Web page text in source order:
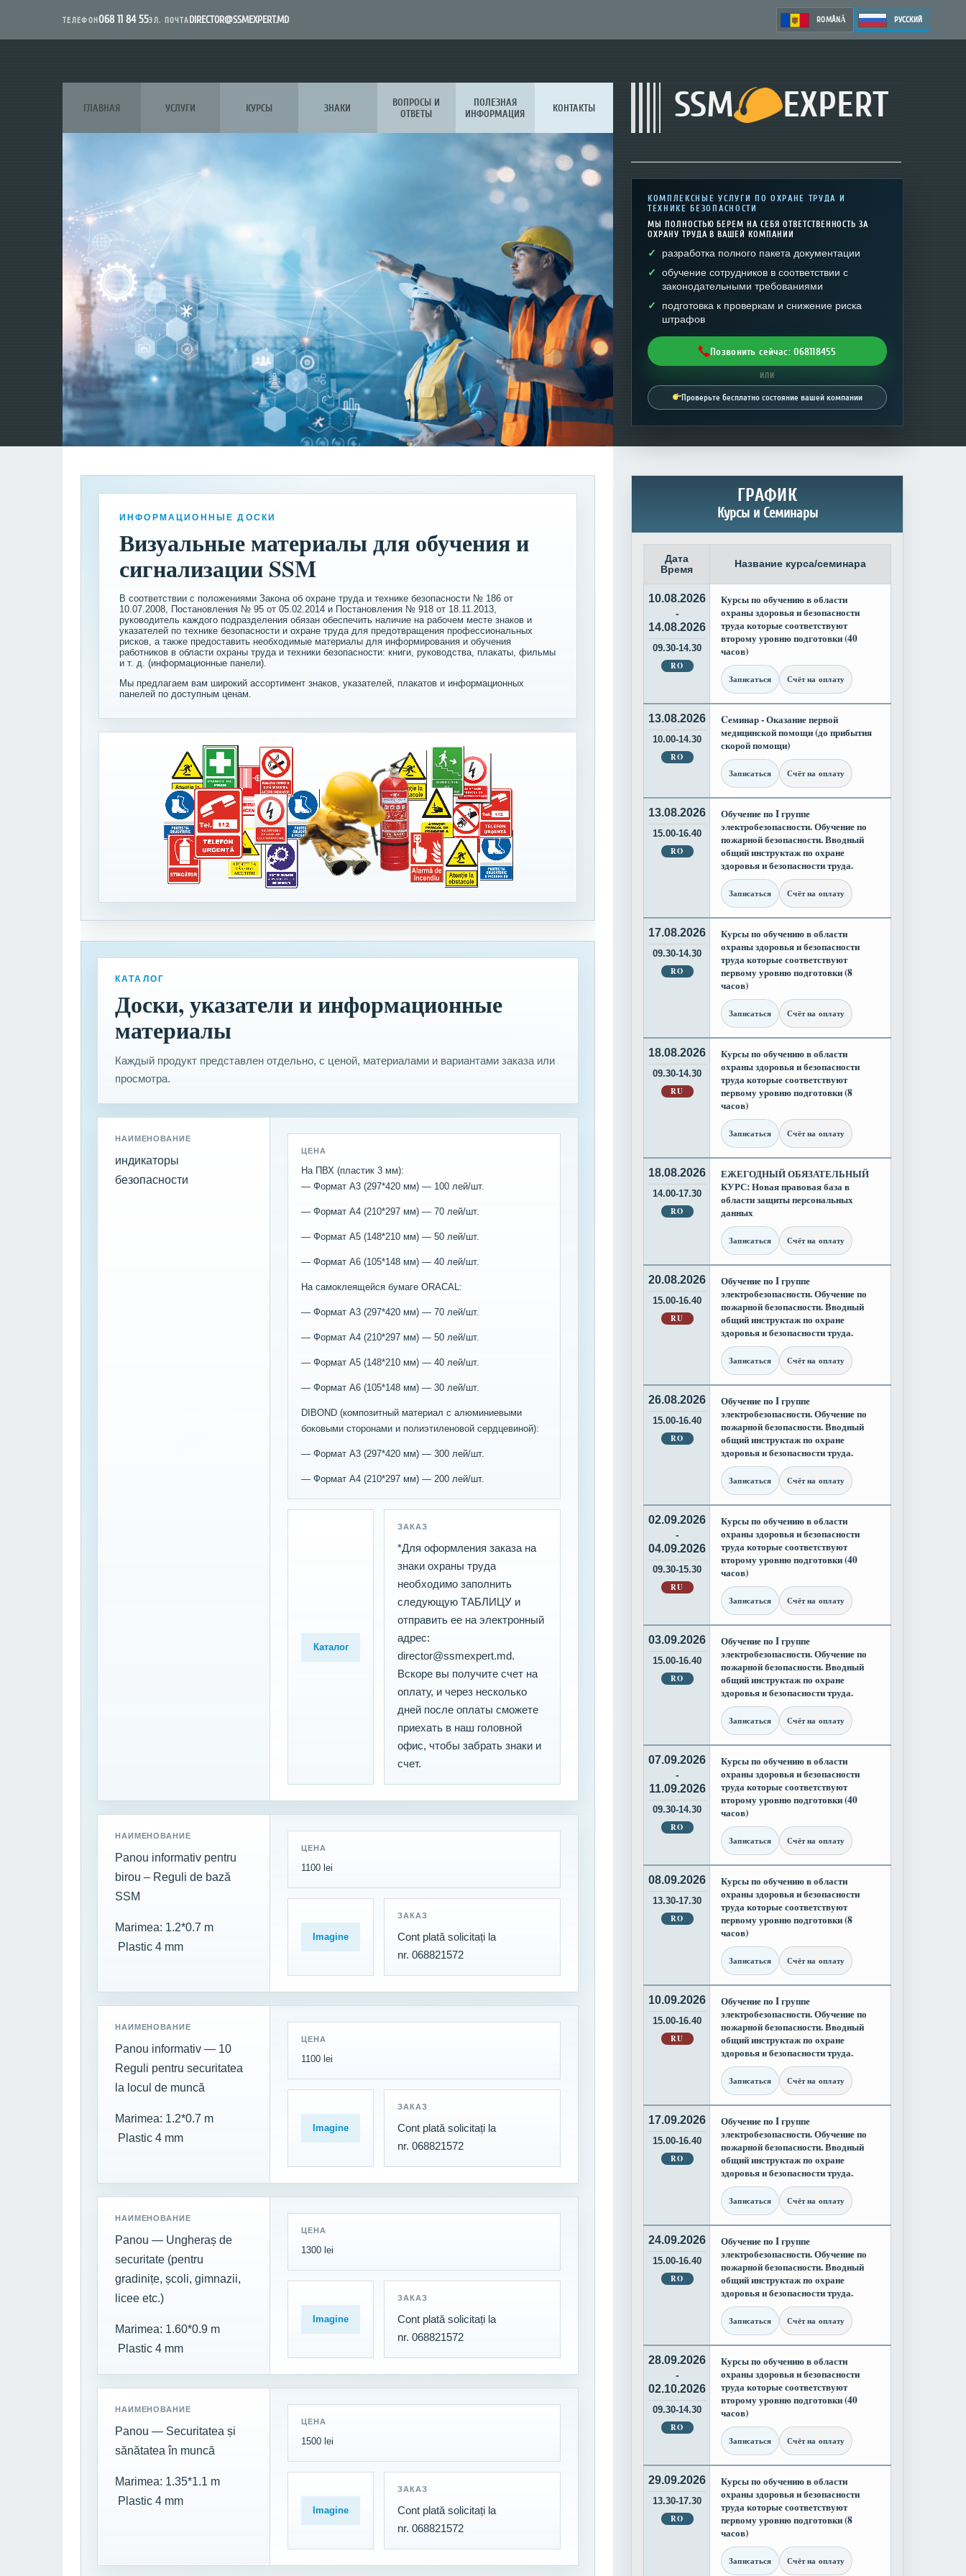
ТЕЛЕФОН068 11 84 55ЭЛ. ПОЧТАDIRECTOR@SSMEXPERT.MD ROMÂNĂ РУССКИЙ
SSM EXPERT
ГЛАВНАЯ УСЛУГИ КУРСЫ ЗНАКИ
ВОПРОСЫ И
ОТВЕТЫ
ПОЛЕЗНАЯ
ИНФОРМАЦИЯ
КОНТАКТЫ
КОМПЛЕКСНЫЕ УСЛУГИ ПО ОХРАНЕ ТРУДА И
ТЕХНИКЕ БЕЗОПАСНОСТИ
МЫ ПОЛНОСТЬЮ БЕРЕМ НА СЕБЯ ОТВЕТСТВЕННОСТЬ ЗА
ОХРАНУ ТРУДА В ВАШЕЙ КОМПАНИИ
разработка полного пакета документации
обучение сотрудников в соответствии с
законодательными требованиями
подготовка к проверкам и снижение риска
штрафов
Позвонить сейчас: 068118455
ИЛИ
Проверьте бесплатно состояние вашей компании
ИНФОРМАЦИОННЫЕ ДОСКИ
Визуальные материалы для обучения и
сигнализации SSM
В соответствии с положениями Закона об охране труда и технике безопасности № 186 от
10.07.2008, Постановления № 95 от 05.02.2014 и Постановления № 918 от 18.11.2013,
руководитель каждого подразделения обязан обеспечить наличие на рабочем месте знаков и
указателей по технике безопасности и охране труда для предотвращения профессиональных
рисков, а также предоставить необходимые материалы для информирования и обучения
работников в области охраны труда и техники безопасности: книги, руководства, плакаты, фильмы
и т. д. (информационные панели).
Мы предлагаем вам широкий ассортимент знаков, указателей, плакатов и информационных
панелей по доступным ценам.
КАТАЛОГ
Доски, указатели и информационные
материалы
Каждый продукт представлен отдельно, с ценой, материалами и вариантами заказа или
просмотра.
НАИМЕНОВАНИЕ
индикаторы
безопасности
ЦЕНА
На ПВХ (пластик 3 мм):
— Формат A3 (297*420 мм) — 100 лей/шт.
— Формат A4 (210*297 мм) — 70 лей/шт.
— Формат A5 (148*210 мм) — 50 лей/шт.
— Формат A6 (105*148 мм) — 40 лей/шт.
На самоклеящейся бумаге ORACAL:
— Формат A3 (297*420 мм) — 70 лей/шт.
— Формат A4 (210*297 мм) — 50 лей/шт.
— Формат A5 (148*210 мм) — 40 лей/шт.
— Формат A6 (105*148 мм) — 30 лей/шт.
DIBOND (композитный материал с алюминиевыми
боковыми сторонами и полиэтиленовой сердцевиной):
— Формат A3 (297*420 мм) — 300 лей/шт.
— Формат A4 (210*297 мм) — 200 лей/шт.
Каталог
ЗАКАЗ
*Для оформления заказа на
знаки охраны труда
необходимо заполнить
следующую ТАБЛИЦУ и
отправить ее на электронный
адрес:
director@ssmexpert.md.
Вскоре вы получите счет на
оплату, и через несколько
дней после оплаты сможете
приехать в наш головной
офис, чтобы забрать знаки и
счет.
НАИМЕНОВАНИЕ
Panou informativ pentru
birou – Reguli de bază
SSM
Marimea: 1.2*0.7 m
Plastic 4 mm
ЦЕНА
1100 lei
Imagine
ЗАКАЗ
Cont plată solicitați la
nr. 068821572
НАИМЕНОВАНИЕ
Panou informativ — 10
Reguli pentru securitatea
la locul de muncă
Marimea: 1.2*0.7 m
Plastic 4 mm
ЦЕНА
1100 lei
Imagine
ЗАКАЗ
Cont plată solicitați la
nr. 068821572
НАИМЕНОВАНИЕ
Panou — Ungheraș de
securitate (pentru
gradinițe, școli, gimnazii,
licee etc.)
Marimea: 1.60*0.9 m
Plastic 4 mm
ЦЕНА
1300 lei
Imagine
ЗАКАЗ
Cont plată solicitați la
nr. 068821572
НАИМЕНОВАНИЕ
Panou — Securitatea și
sănătatea în muncă
Marimea: 1.35*1.1 m
Plastic 4 mm
ЦЕНА
1500 lei
Imagine
ЗАКАЗ
Cont plată solicitați la
nr. 068821572
ГРАФИК
Курсы и Семинары
Дата
Время
Название курса/семинара
10.08.2026
-
14.08.2026
09.30-14.30
RO
Курсы по обучению в области
охраны здоровья и безопасности
труда которые соответствуют
второму уровню подготовки (40
часов)
Записаться Счёт на оплату
13.08.2026
10.00-14.30
RO
Cеминар - Оказание первой
медицинской помощи (до прибытия
скорой помощи)
Записаться Счёт на оплату
13.08.2026
15.00-16.40
RO
Обучение по I группе
электробезопасности. Обучение по
пожарной безопасности. Вводный
общий инструктаж по охране
здоровья и безопасности труда.
Записаться Счёт на оплату
17.08.2026
09.30-14.30
RO
Курсы по обучению в области
охраны здоровья и безопасности
труда которые соответствуют
первому уровню подготовки (8
часов)
Записаться Счёт на оплату
18.08.2026
09.30-14.30
RU
Курсы по обучению в области
охраны здоровья и безопасности
труда которые соответствуют
первому уровню подготовки (8
часов)
Записаться Счёт на оплату
18.08.2026
14.00-17.30
RO
ЕЖЕГОДНЫЙ ОБЯЗАТЕЛЬНЫЙ
КУРС: Новая правовая база в
области защиты персональных
данных
Записаться Счёт на оплату
20.08.2026
15.00-16.40
RU
Обучение по I группе
электробезопасности. Обучение по
пожарной безопасности. Вводный
общий инструктаж по охране
здоровья и безопасности труда.
Записаться Счёт на оплату
26.08.2026
15.00-16.40
RO
Обучение по I группе
электробезопасности. Обучение по
пожарной безопасности. Вводный
общий инструктаж по охране
здоровья и безопасности труда.
Записаться Счёт на оплату
02.09.2026
-
04.09.2026
09.30-15.30
RU
Курсы по обучению в области
охраны здоровья и безопасности
труда которые соответствуют
второму уровню подготовки (40
часов)
Записаться Счёт на оплату
03.09.2026
15.00-16.40
RO
Обучение по I группе
электробезопасности. Обучение по
пожарной безопасности. Вводный
общий инструктаж по охране
здоровья и безопасности труда.
Записаться Счёт на оплату
07.09.2026
-
11.09.2026
09.30-14.30
RO
Курсы по обучению в области
охраны здоровья и безопасности
труда которые соответствуют
второму уровню подготовки (40
часов)
Записаться Счёт на оплату
08.09.2026
13.30-17.30
RO
Курсы по обучению в области
охраны здоровья и безопасности
труда которые соответствуют
первому уровню подготовки (8
часов)
Записаться Счёт на оплату
10.09.2026
15.00-16.40
RU
Обучение по I группе
электробезопасности. Обучение по
пожарной безопасности. Вводный
общий инструктаж по охране
здоровья и безопасности труда.
Записаться Счёт на оплату
17.09.2026
15.00-16.40
RO
Обучение по I группе
электробезопасности. Обучение по
пожарной безопасности. Вводный
общий инструктаж по охране
здоровья и безопасности труда.
Записаться Счёт на оплату
24.09.2026
15.00-16.40
RO
Обучение по I группе
электробезопасности. Обучение по
пожарной безопасности. Вводный
общий инструктаж по охране
здоровья и безопасности труда.
Записаться Счёт на оплату
28.09.2026
-
02.10.2026
09.30-14.30
RO
Курсы по обучению в области
охраны здоровья и безопасности
труда которые соответствуют
второму уровню подготовки (40
часов)
Записаться Счёт на оплату
29.09.2026
13.30-17.30
RO
Курсы по обучению в области
охраны здоровья и безопасности
труда которые соответствуют
первому уровню подготовки (8
часов)
Записаться Счёт на оплату